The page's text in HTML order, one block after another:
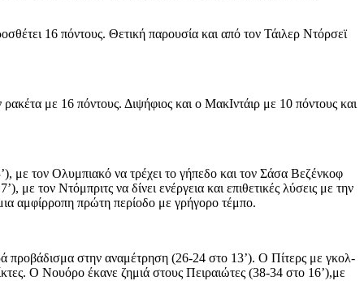
16 πόντους. Θετική παρουσία και από τον Τάιλερ Ντόρσεϊ
με 16 πόντους. Διψήφιος και ο ΜακΙντάιρ με 10 πόντους και
με τον Ολυμπιακό να τρέχει το γήπεδο και τον Σάσα Βεζένκοφ
τον Ντόμπριτς να δίνει ενέργεια και επιθετικές λύσεις με την
αμφίρροπη πρώτη περίοδο με γρήγορο τέμπο.
προβάδισμα στην αναμέτρηση (26-24 στο 13’). Ο Πίτερς με γκολ-
Ο Νουόρο έκανε ζημιά στους Πειραιώτες (38-34 στο 16’),με